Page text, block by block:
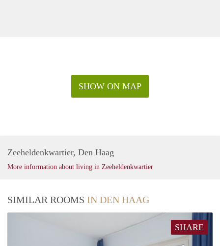
SHOW ON MAP
Zeeheldenkwartier, Den Haag
More information about living in Zeeheldenkwartier
SIMILAR ROOMS IN DEN HAAG
SHARE